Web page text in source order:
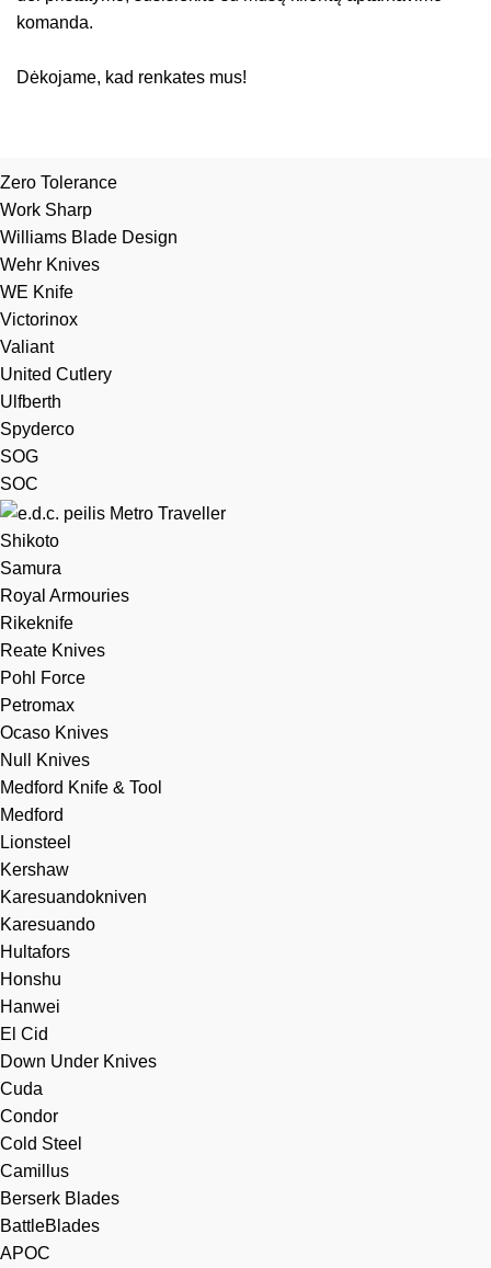
komanda.
Dėkojame, kad renkates mus!
Zero Tolerance
Work Sharp
Williams Blade Design
Wehr Knives
WE Knife
Victorinox
Valiant
United Cutlery
Ulfberth
Spyderco
SOG
SOC
Shikoto
Samura
Royal Armouries
Rikeknife
Reate Knives
Pohl Force
Petromax
Ocaso Knives
Null Knives
Medford Knife & Tool
Medford
Lionsteel
Kershaw
Karesuandokniven
Karesuando
Hultafors
Honshu
Hanwei
El Cid
Down Under Knives
Cuda
Condor
Cold Steel
Camillus
Berserk Blades
BattleBlades
APOC